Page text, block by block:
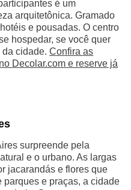
é um
arquitetônica. Gramado
e pousadas. O centro
hospedar, se você quer
da cidade.Confira as
Decolar.com e reserve já
surpreende pela
e o urbano. As largas
jacarandás e flores que
parques e praças, a cidade